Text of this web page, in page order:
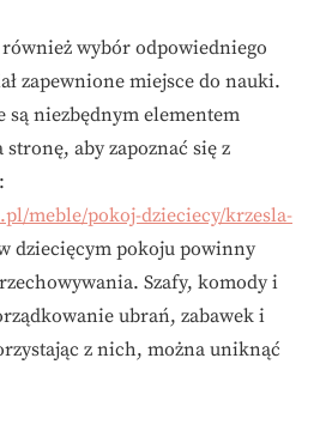
wybór odpowiedniego
zapewnione miejsce do nauki.
są niezbędnym elementem
stronę, aby zapoznać się z
meble/pokoj-dzieciecy/krzesla-
dziecięcym pokoju powinny
Szafy, komody i
ubrań, zabawek i
z nich, można uniknąć